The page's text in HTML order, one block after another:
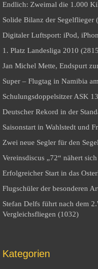
Endlich: Zweimal die 1.000
Solide Bilanz der Segelflieger
Digitaler Luftsport: iPod,
1. Platz Landesliga 2010
Jan Michel Mette, Endspurt
Super – Flugtag in Namibia
Schulungsdoppelsitzer ASK
Deutscher Rekord in der
Saisonstart in Wahlstedt und
Zwei neue Segler für den
Vereinsdiscus „72“ nähert
Erfolgreicher Start in das
Flugschüler der besonderen
Stefan Delfs führt nach dem
Vergleichsfliegen (1032)
Kategorien